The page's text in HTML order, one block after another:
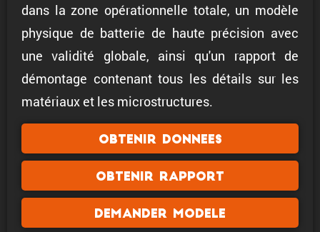
dans la zone opérationnelle totale, un modèle
physique de batterie de haute précision avec
une validité globale, ainsi qu'un rapport de
démontage contenant tous les détails sur les
matériaux et les microstructures.
Obtenir donnees
Obtenir rapport
Demander modele